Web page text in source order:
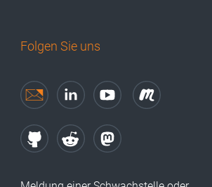
Folgen Sie uns